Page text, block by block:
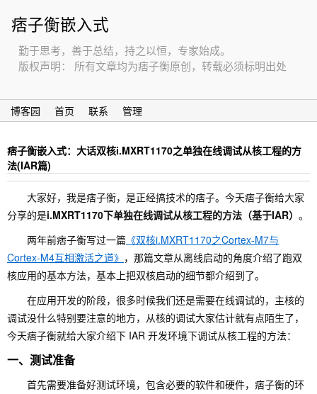
痞子衡嵌入式
勤于思考，善于总结，持之以恒，专家始成。
版权声明： 所有文章均为痞子衡原创，转载必须标明出处
博客园 首页 联系 管理
痞子衡嵌入式：大话双核i.MXRT1170之单独在线调试从核工程的方
法(IAR篇)
大家好，我是痞子衡，是正经搞技术的痞子。今天痞子衡给大家
分享的是i.MXRT1170下单独在线调试从核工程的方法（基于IAR） 。
两年前痞子衡写过一篇 《双核i.MXRT1170之Cortex-M7与
Cortex-M4互相激活之道》 ，那篇文章从离线启动的角度介绍了跑双
核应用的基本方法，基本上把双核启动的细节都介绍到了。
在应用开发的阶段，很多时候我们还是需要在线调试的，主核的
调试没什么特别要注意的地方，从核的调试大家估计就有点陌生了，
今天痞子衡就给大家介绍下 IAR 开发环境下调试从核工程的方法：
一、测试准备
首先需要准备好测试环境，包含必要的软件和硬件，痞子衡的环